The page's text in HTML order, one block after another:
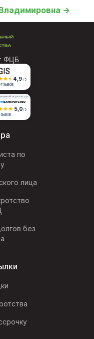
→
ФЦБ
4,9 /5
агрегатор
5,0/5
по
лица
без